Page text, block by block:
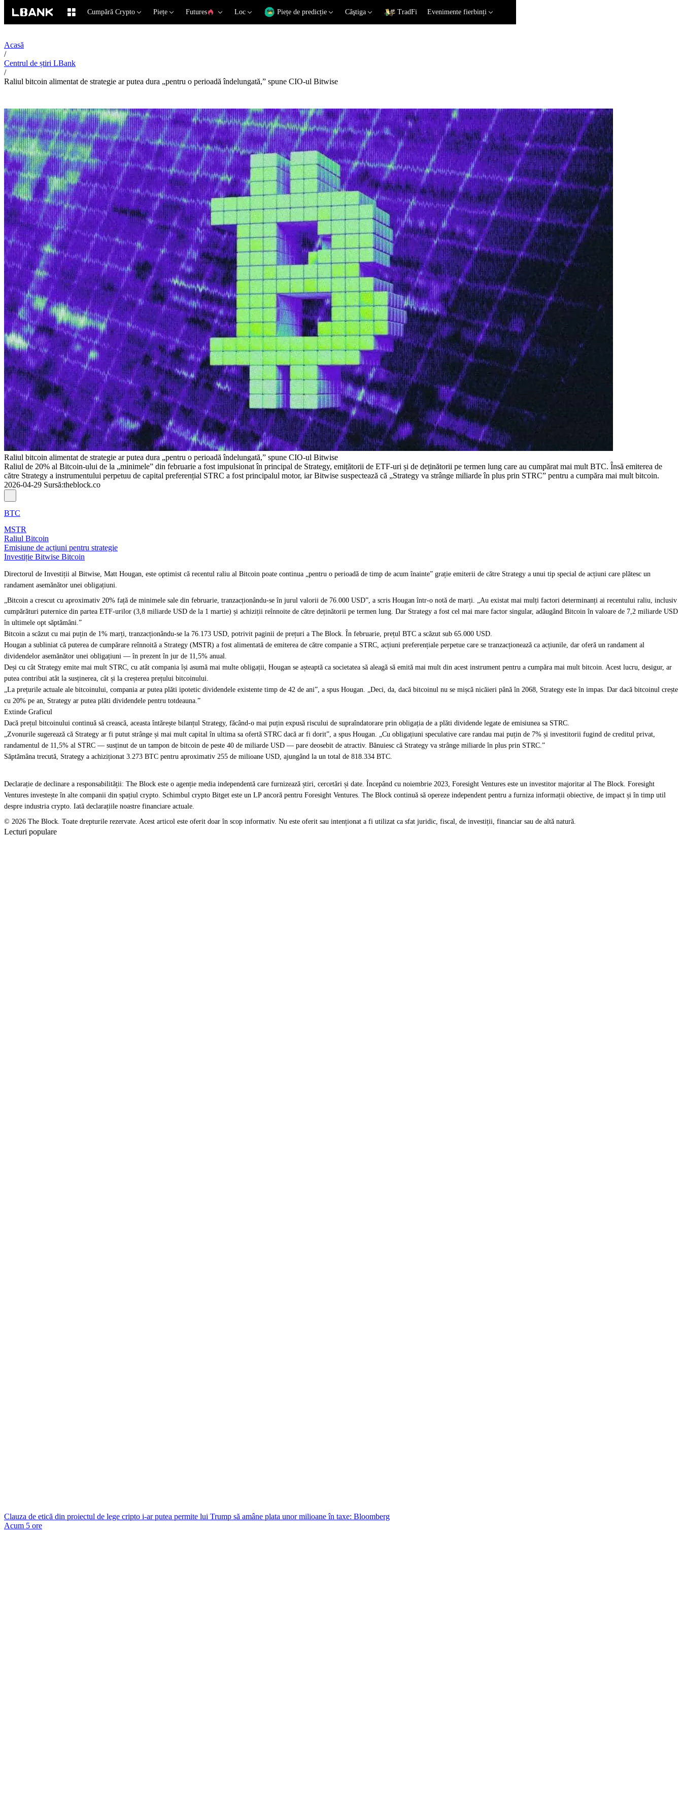
Cumpără Crypto Piețe Futures Loc Piețe de predicție Câştiga TradFi Evenimente fierbinți
Acasă
/
Centrul de știri LBank
/
Raliul bitcoin alimentat de strategie ar putea dura „pentru o perioadă îndelungată,” spune CIO-ul Bitwise
Raliul bitcoin alimentat de strategie ar putea dura „pentru o perioadă îndelungată,” spune CIO-ul Bitwise
Raliul de 20% al Bitcoin-ului de la „minimele” din februarie a fost impulsionat în principal de Strategy, emițătorii de ETF-uri și de deținătorii pe termen lung care au cumpărat mai mult BTC. Însă emiterea de
către Strategy a instrumentului perpetuu de capital preferențial STRC a fost principalul motor, iar Bitwise suspectează că „Strategy va strânge miliarde în plus prin STRC” pentru a cumpăra mai mult bitcoin.
2026-04-29 Sursă:theblock.co
BTC
MSTR
Raliul Bitcoin
Emisiune de acțiuni pentru strategie
Investiție Bitwise Bitcoin
Directorul de Investiții al Bitwise, Matt Hougan, este optimist că recentul raliu al Bitcoin poate continua „pentru o perioadă de timp de acum înainte” grație emiterii de către Strategy a unui tip special de acțiuni care plătesc un
randament asemănător unei obligațiuni.
„Bitcoin a crescut cu aproximativ 20% față de minimele sale din februarie, tranzacționându-se în jurul valorii de 76.000 USD”, a scris Hougan într-o notă de marți. „Au existat mai mulți factori determinanți ai recentului raliu, inclusiv
cumpărături puternice din partea ETF-urilor (3,8 miliarde USD de la 1 martie) și achiziții reînnoite de către deținătorii pe termen lung. Dar Strategy a fost cel mai mare factor singular, adăugând Bitcoin în valoare de 7,2 miliarde USD
în ultimele opt săptămâni.”
Bitcoin a scăzut cu mai puțin de 1% marți, tranzacționându-se la 76.173 USD, potrivit paginii de prețuri a The Block. În februarie, prețul BTC a scăzut sub 65.000 USD.
Hougan a subliniat că puterea de cumpărare reînnoită a Strategy (MSTR) a fost alimentată de emiterea de către companie a STRC, acțiuni preferențiale perpetue care se tranzacționează ca acțiunile, dar oferă un randament al
dividendelor asemănător unei obligațiuni — în prezent în jur de 11,5% anual.
Deși cu cât Strategy emite mai mult STRC, cu atât compania își asumă mai multe obligații, Hougan se așteaptă ca societatea să aleagă să emită mai mult din acest instrument pentru a cumpăra mai mult bitcoin. Acest lucru, desigur, ar
putea contribui atât la susținerea, cât și la creșterea prețului bitcoinului.
„La prețurile actuale ale bitcoinului, compania ar putea plăti ipotetic dividendele existente timp de 42 de ani”, a spus Hougan. „Deci, da, dacă bitcoinul nu se mișcă nicăieri până în 2068, Strategy este în impas. Dar dacă bitcoinul crește
cu 20% pe an, Strategy ar putea plăti dividendele pentru totdeauna.”
Extinde Graficul
Dacă prețul bitcoinului continuă să crească, aceasta întărește bilanțul Strategy, făcând-o mai puțin expusă riscului de supraîndatorare prin obligația de a plăti dividende legate de emisiunea sa STRC.
„Zvonurile sugerează că Strategy ar fi putut strânge și mai mult capital în ultima sa ofertă STRC dacă ar fi dorit”, a spus Hougan. „Cu obligațiuni speculative care randau mai puțin de 7% și investitorii fugind de creditul privat,
randamentul de 11,5% al STRC — susținut de un tampon de bitcoin de peste 40 de miliarde USD — pare deosebit de atractiv. Bănuiesc că Strategy va strânge miliarde în plus prin STRC.”
Săptămâna trecută, Strategy a achiziționat 3.273 BTC pentru aproximativ 255 de milioane USD, ajungând la un total de 818.334 BTC.
Declarație de declinare a responsabilității: The Block este o agenție media independentă care furnizează știri, cercetări și date. Începând cu noiembrie 2023, Foresight Ventures este un investitor majoritar al The Block. Foresight
Ventures investește în alte companii din spațiul crypto. Schimbul crypto Bitget este un LP ancoră pentru Foresight Ventures. The Block continuă să opereze independent pentru a furniza informații obiective, de impact și în timp util
despre industria crypto. Iată declarațiile noastre financiare actuale.
© 2026 The Block. Toate drepturile rezervate. Acest articol este oferit doar în scop informativ. Nu este oferit sau intenționat a fi utilizat ca sfat juridic, fiscal, de investiții, financiar sau de altă natură.
Lecturi populare
Clauza de etică din proiectul de lege cripto i-ar putea permite lui Trump să amâne plata unor milioane în taxe: Bloomberg
Acum 5 ore